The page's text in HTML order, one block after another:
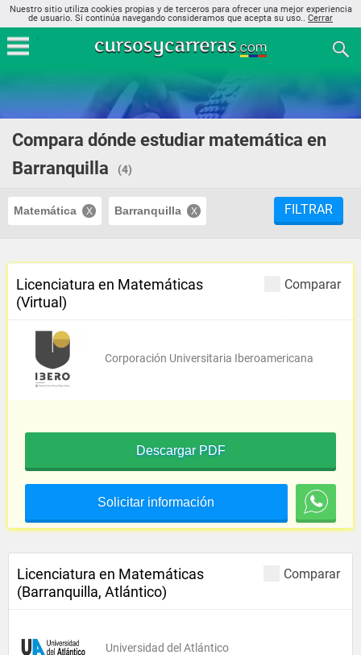
Nuestro sitio utiliza cookies propias y de terceros para ofrecer una mejor experiencia
de usuario. Si continúa navegando consideramos que acepta su uso.. Cerrar
Compara dónde estudiar matemática en
Barranquilla
(4)
Matemática Barranquilla FILTRAR
Comparar
Licenciatura en Matemáticas
(Virtual)
Corporación Universitaria Iberoamericana
Descargar PDF
Solicitar información
Comparar
Licenciatura en Matemáticas
(Barranquilla, Atlántico)
Universidad del Atlántico